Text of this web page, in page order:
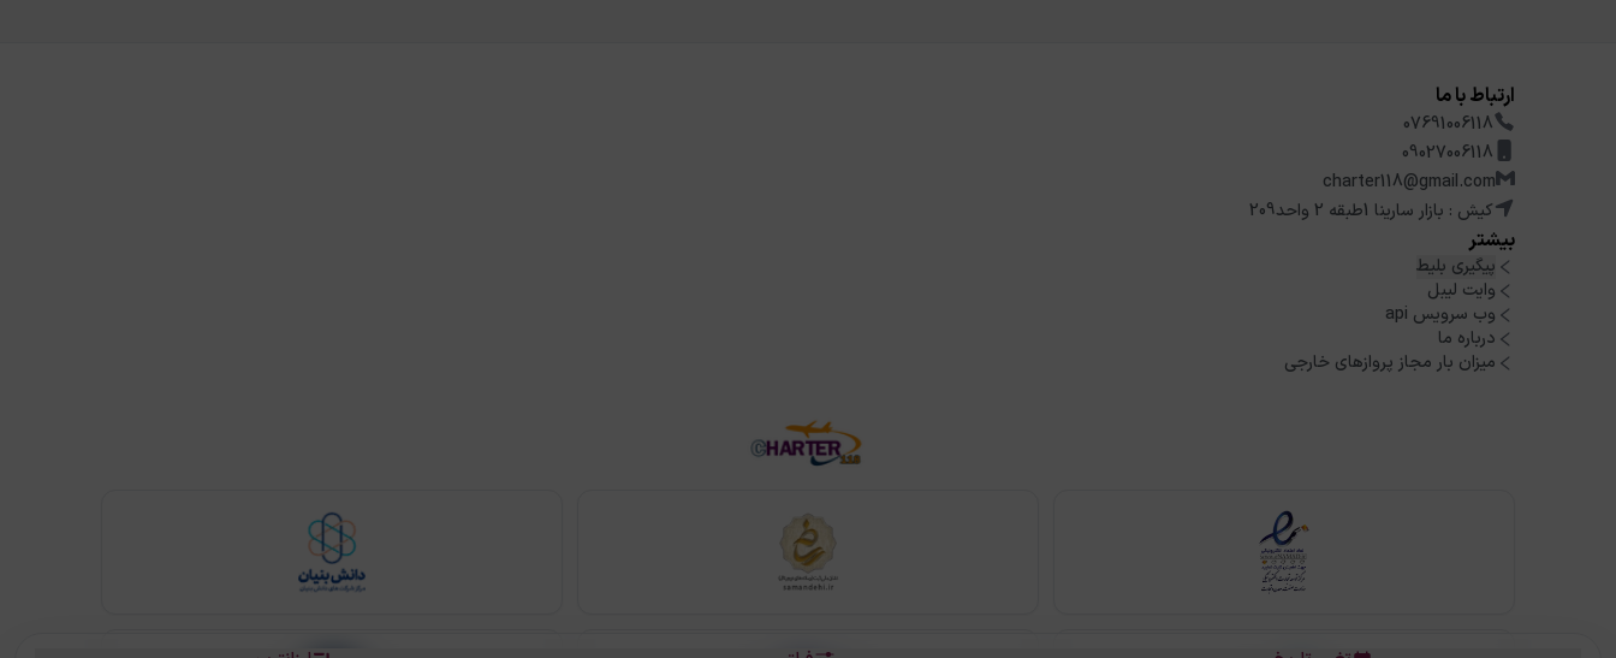
ارتباط با ما
07691006118
09027006118
charter118@gmail.com
کیش : بازار سارینا 1طبقه 2 واحد209
بیشتر
پیگیری بلیط
وایت لیبل
وب سرویس api
درباره ما
میزان بار مجاز پروازهای خارجی